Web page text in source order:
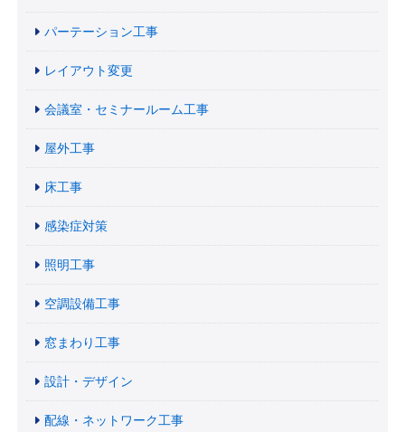
パーテーション工事
レイアウト変更
会議室・セミナールーム工事
屋外工事
床工事
感染症対策
照明工事
空調設備工事
窓まわり工事
設計・デザイン
配線・ネットワーク工事